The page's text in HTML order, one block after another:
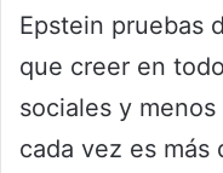
Epstein pruebas
que creer en
sociales y
cada vez es